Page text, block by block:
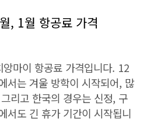
, 1월 항공료 가격
마이 항공료 가격입니다. 12
서는 겨울 방학이 시작되어, 많
리고 한국의 경우는 신정, 구
서도 긴 휴가 기간이 시작됩니